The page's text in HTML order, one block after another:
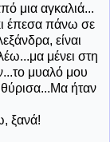
μια αγκαλιά...
έπεσα πάνω σε
είναι
μένει στη
μυαλό μου
ήταν
ξανά!